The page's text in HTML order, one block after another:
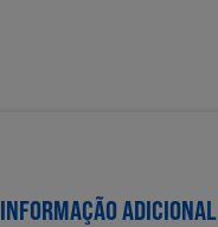
INFORMAÇÃO ADICIONAL